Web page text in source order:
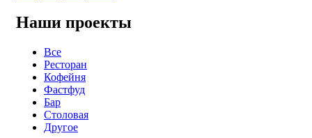
Наши проекты
Все
Ресторан
Кофейня
Фастфуд
Бар
Столовая
Другое